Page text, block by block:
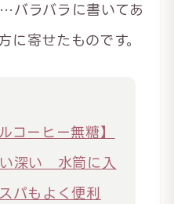
バラバラに書いてあ
に寄せたものです。
コーヒー無糖】
深い 水筒に入
パもよく便利